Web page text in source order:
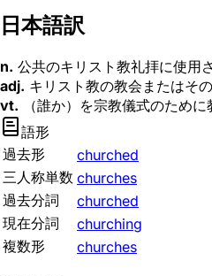
日本語訳
n. 公共のキリスト教礼拝に使用
adj. キリスト教の教会またはそ
vt. （誰か）を宗教儀式のために
語形
過去形
churched
三人称単数 churches
過去分詞
churched
現在分詞
churching
複数形
churches